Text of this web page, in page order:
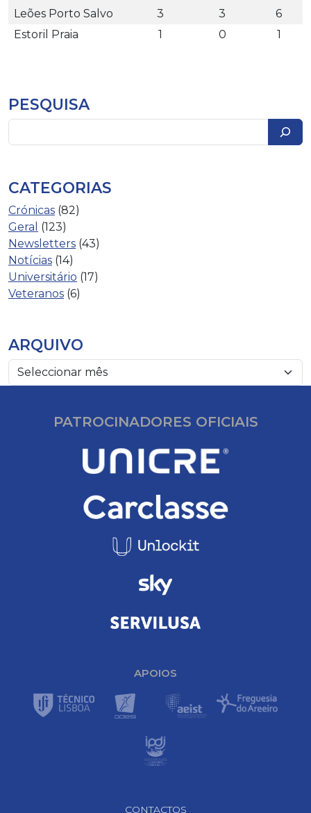
Leões Porto Salvo
3 3
6
Estoril Praia
1 0 1
PESQUISA
CATEGORIAS
Crónicas (82)
Geral (123)
Newsletters (43)
Notícias (14)
Universitário (17)
Veteranos (6)
ARQUIVO
PATROCINADORES OFICIAIS
APOIOS
CONTACTOS